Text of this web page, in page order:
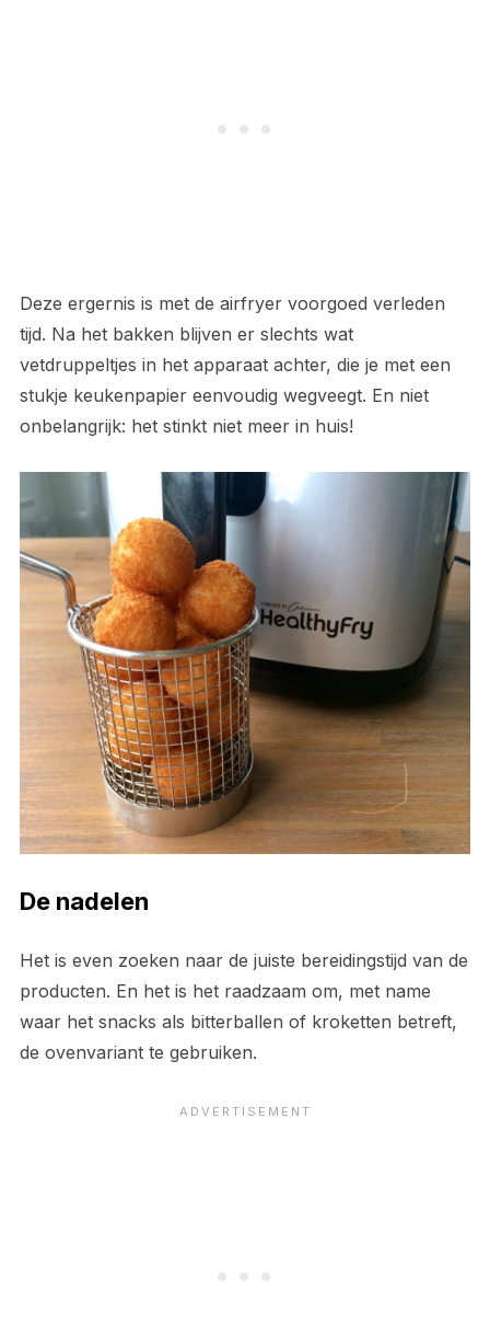
Deze ergernis is met de airfryer voorgoed verleden
tijd. Na het bakken blijven er slechts wat
vetdruppeltjes in het apparaat achter, die je met een
stukje keukenpapier eenvoudig wegveegt. En niet
onbelangrijk: het stinkt niet meer in huis!
De nadelen
Het is even zoeken naar de juiste bereidingstijd van de
producten. En het is het raadzaam om, met name
waar het snacks als bitterballen of kroketten betreft,
de ovenvariant te gebruiken.